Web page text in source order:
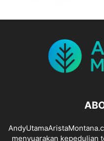
menyuarakan kepedulian